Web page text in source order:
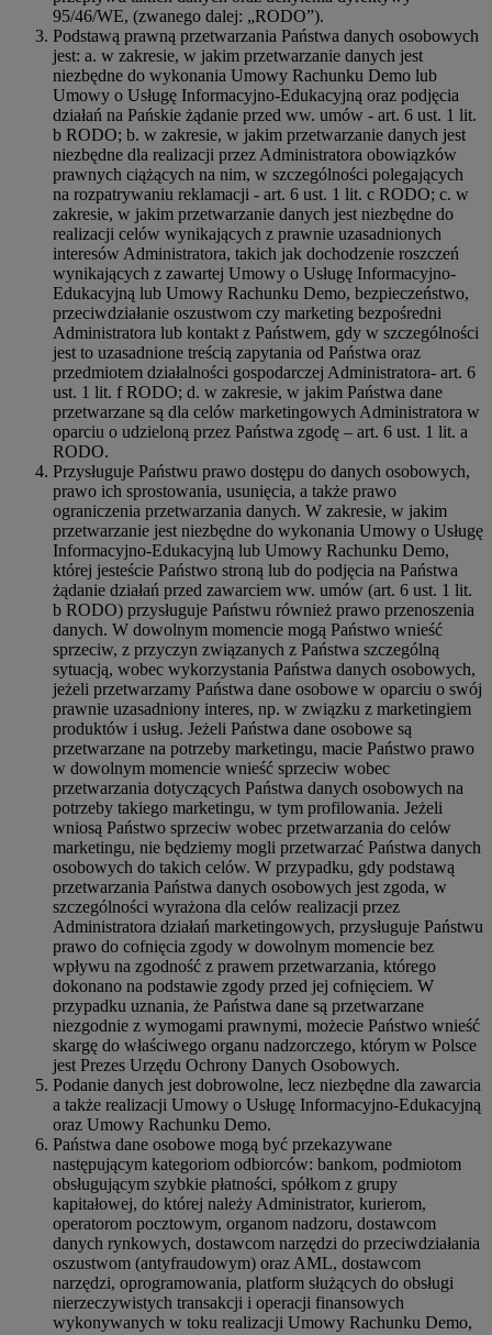
95/46/WE, (zwanego dalej: „RODO”).
Podstawą prawną przetwarzania Państwa danych osobowych
jest: a. w zakresie, w jakim przetwarzanie danych jest
niezbędne do wykonania Umowy Rachunku Demo lub
Umowy o Usługę Informacyjno-Edukacyjną oraz podjęcia
działań na Pańskie żądanie przed ww. umów - art. 6 ust. 1 lit.
b RODO; b. w zakresie, w jakim przetwarzanie danych jest
niezbędne dla realizacji przez Administratora obowiązków
prawnych ciążących na nim, w szczególności polegających
na rozpatrywaniu reklamacji - art. 6 ust. 1 lit. c RODO; c. w
zakresie, w jakim przetwarzanie danych jest niezbędne do
realizacji celów wynikających z prawnie uzasadnionych
interesów Administratora, takich jak dochodzenie roszczeń
wynikających z zawartej Umowy o Usługę Informacyjno-
Edukacyjną lub Umowy Rachunku Demo, bezpieczeństwo,
przeciwdziałanie oszustwom czy marketing bezpośredni
Administratora lub kontakt z Państwem, gdy w szczególności
jest to uzasadnione treścią zapytania od Państwa oraz
przedmiotem działalności gospodarczej Administratora- art. 6
ust. 1 lit. f RODO; d. w zakresie, w jakim Państwa dane
przetwarzane są dla celów marketingowych Administratora w
oparciu o udzieloną przez Państwa zgodę – art. 6 ust. 1 lit. a
RODO.
Przysługuje Państwu prawo dostępu do danych osobowych,
prawo ich sprostowania, usunięcia, a także prawo
ograniczenia przetwarzania danych. W zakresie, w jakim
przetwarzanie jest niezbędne do wykonania Umowy o Usługę
Informacyjno-Edukacyjną lub Umowy Rachunku Demo,
której jesteście Państwo stroną lub do podjęcia na Państwa
żądanie działań przed zawarciem ww. umów (art. 6 ust. 1 lit.
b RODO) przysługuje Państwu również prawo przenoszenia
danych. W dowolnym momencie mogą Państwo wnieść
sprzeciw, z przyczyn związanych z Państwa szczególną
sytuacją, wobec wykorzystania Państwa danych osobowych,
jeżeli przetwarzamy Państwa dane osobowe w oparciu o swój
prawnie uzasadniony interes, np. w związku z marketingiem
produktów i usług. Jeżeli Państwa dane osobowe są
przetwarzane na potrzeby marketingu, macie Państwo prawo
w dowolnym momencie wnieść sprzeciw wobec
przetwarzania dotyczących Państwa danych osobowych na
potrzeby takiego marketingu, w tym profilowania. Jeżeli
wniosą Państwo sprzeciw wobec przetwarzania do celów
marketingu, nie będziemy mogli przetwarzać Państwa danych
osobowych do takich celów. W przypadku, gdy podstawą
przetwarzania Państwa danych osobowych jest zgoda, w
szczególności wyrażona dla celów realizacji przez
Administratora działań marketingowych, przysługuje Państwu
prawo do cofnięcia zgody w dowolnym momencie bez
wpływu na zgodność z prawem przetwarzania, którego
dokonano na podstawie zgody przed jej cofnięciem. W
przypadku uznania, że Państwa dane są przetwarzane
niezgodnie z wymogami prawnymi, możecie Państwo wnieść
skargę do właściwego organu nadzorczego, którym w Polsce
jest Prezes Urzędu Ochrony Danych Osobowych.
Podanie danych jest dobrowolne, lecz niezbędne dla zawarcia
a także realizacji Umowy o Usługę Informacyjno-Edukacyjną
oraz Umowy Rachunku Demo.
Państwa dane osobowe mogą być przekazywane
następującym kategoriom odbiorców: bankom, podmiotom
obsługującym szybkie płatności, spółkom z grupy
kapitałowej, do której należy Administrator, kurierom,
operatorom pocztowym, organom nadzoru, dostawcom
danych rynkowych, dostawcom narzędzi do przeciwdziałania
oszustwom (antyfraudowym) oraz AML, dostawcom
narzędzi, oprogramowania, platform służących do obsługi
nierzeczywistych transakcji i operacji finansowych
wykonywanych w toku realizacji Umowy Rachunku Demo,